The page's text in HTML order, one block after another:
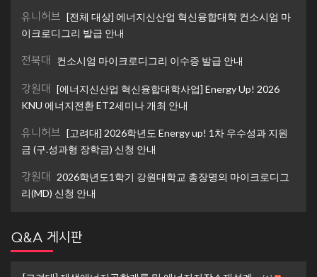
유니허브 [전체 대상] 에너지신산업 혁신융합대학 컨소시엄 마
이크로디그리 발급 안내
전북대 컨소시엄 마이크로디그리 이수증 발급 안내
강원대 [에너지신산업 혁신융합대학사업] Energy Up! 2026
KNU 에너지전환 ET2세미나 개최 안내
유니허브 [고려대] 2026학년도 Energy up! 1차 우수성과 지원
금 (구.성과형 장학금) 신청 안내
강원대
2026학년도1학기 강원대학교 총장명의 마이크로디그
리(MD) 신청 안내
Q&A 게시판